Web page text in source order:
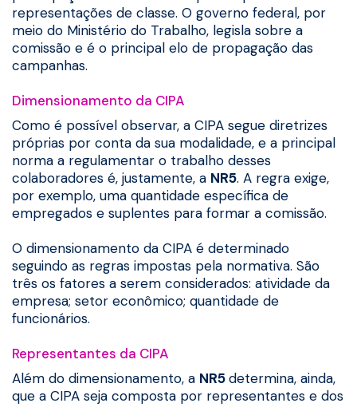
representações de classe. O governo federal, por
meio do Ministério do Trabalho, legisla sobre a
comissão e é o principal elo de propagação das
campanhas.
Dimensionamento da CIPA
Como é possível observar, a CIPA segue diretrizes
próprias por conta da sua modalidade, e a principal
norma a regulamentar o trabalho desses
colaboradores é, justamente, a NR5. A regra exige,
por exemplo, uma quantidade específica de
empregados e suplentes para formar a comissão.
O dimensionamento da CIPA é determinado
seguindo as regras impostas pela normativa. São
três os fatores a serem considerados: atividade da
empresa; setor econômico; quantidade de
funcionários.
Representantes da CIPA
Além do dimensionamento, a NR5determina, ainda,
que a CIPA seja composta por representantes e dos